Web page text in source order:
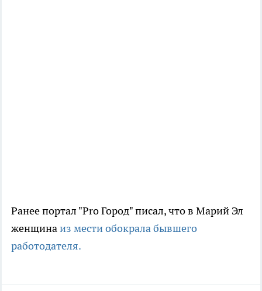
Ранее портал "Pro Город" писал, что в Марий Эл
женщинаиз мести обокрала бывшего
работодателя.